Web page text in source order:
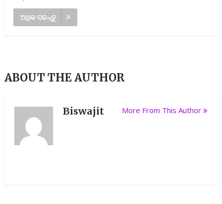
ଅଧିକ ପଢନ୍ତୁ
ABOUT THE AUTHOR
Biswajit More From This Author